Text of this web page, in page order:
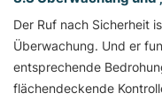
Der Ruf nach Sicherheit
Überwachung. Und er
entsprechende
flächendeckende